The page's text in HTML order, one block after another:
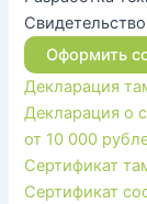
Оформить
Декларация
Декларация о
от 10 000
Сертификат
Сертификат